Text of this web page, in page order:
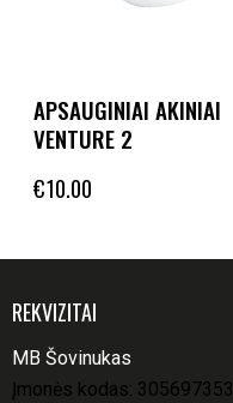
APSAUGINIAI AKINIAI
VENTURE 2
€10.00
REKVIZITAI
MB Šovinukas
Įmonės kodas: 305697353